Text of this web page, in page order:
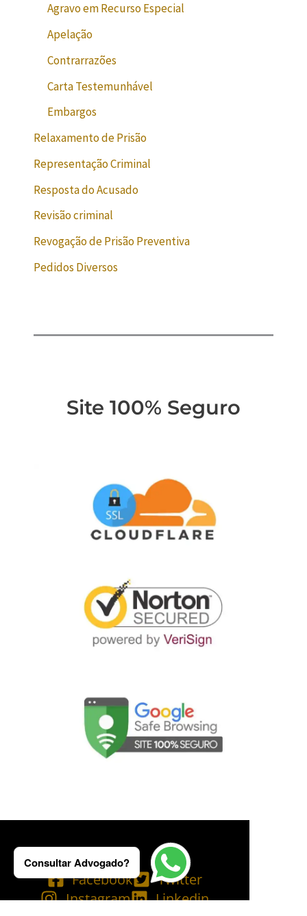
Agravo em Recurso Especial
Apelação
Contrarrazões
Carta Testemunhável
Embargos
Relaxamento de Prisão
Representação Criminal
Resposta do Acusado
Revisão criminal
Revogação de Prisão Preventiva
Pedidos Diversos
Site 100% Seguro
Facebook
Twitter
Instagram
Linkedin
Consultar Advogado?